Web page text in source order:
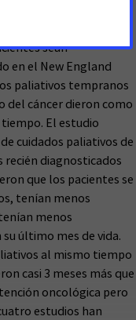
y la familia y
de cuidados
sean
en el New England
paliativos tempranos
cáncer dieron como
El estudio
cuidados paliativos de
recién diagnosticados
que los pacientes se
tenían menos
menos
último mes de vida.
al mismo tiempo
casi 3 meses más que
oncológica pero
estudios han